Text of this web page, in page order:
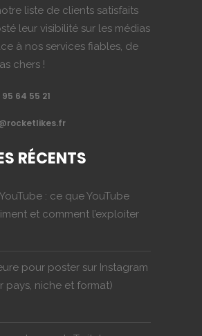
liste de clients satisfaits
leur visibilité sur les médias
à nos services fiables, de
chers !
64 55 21
RÉCENTS
: ce que YouTube
et comment l’exploiter
pour poster sur Instagram
pays, niche et format)